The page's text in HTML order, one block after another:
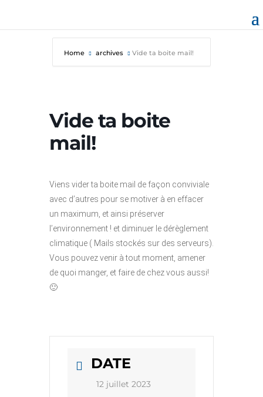
Home archives Vide ta boite mail!
Vide ta boite
mail!
Viens vider ta boite mail de façon conviviale
avec d’autres pour se motiver à en effacer
un maximum, et ainsi préserver
l’environnement ! et diminuer le dérèglement
climatique ( Mails stockés sur des serveurs).
Vous pouvez venir à tout moment, amener
de quoi manger, et faire de chez vous aussi!
🙂
DATE
12 juillet 2023